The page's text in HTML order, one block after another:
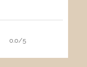
0.0/5